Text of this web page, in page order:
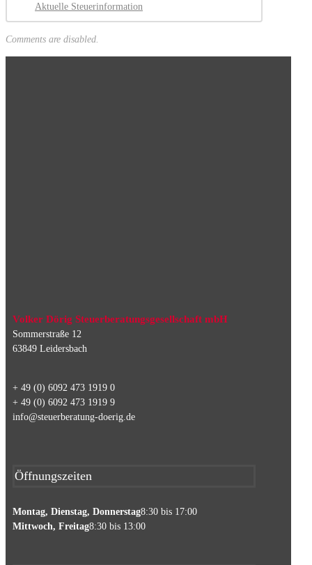
Aktuelle Steuerinformation
Comments are disabled.
Volker Dörig Steuerberatungsgesellschaft mbH
Sommerstraße 12
63849 Leidersbach
+ 49 (0) 6092 473 1919 0
+ 49 (0) 6092 473 1919 9
info@steuerberatung-doerig.de
Öffnungszeiten
Montag, Dienstag, Donnerstag8:30 bis 17:00
Mittwoch, Freitag8:30 bis 13:00